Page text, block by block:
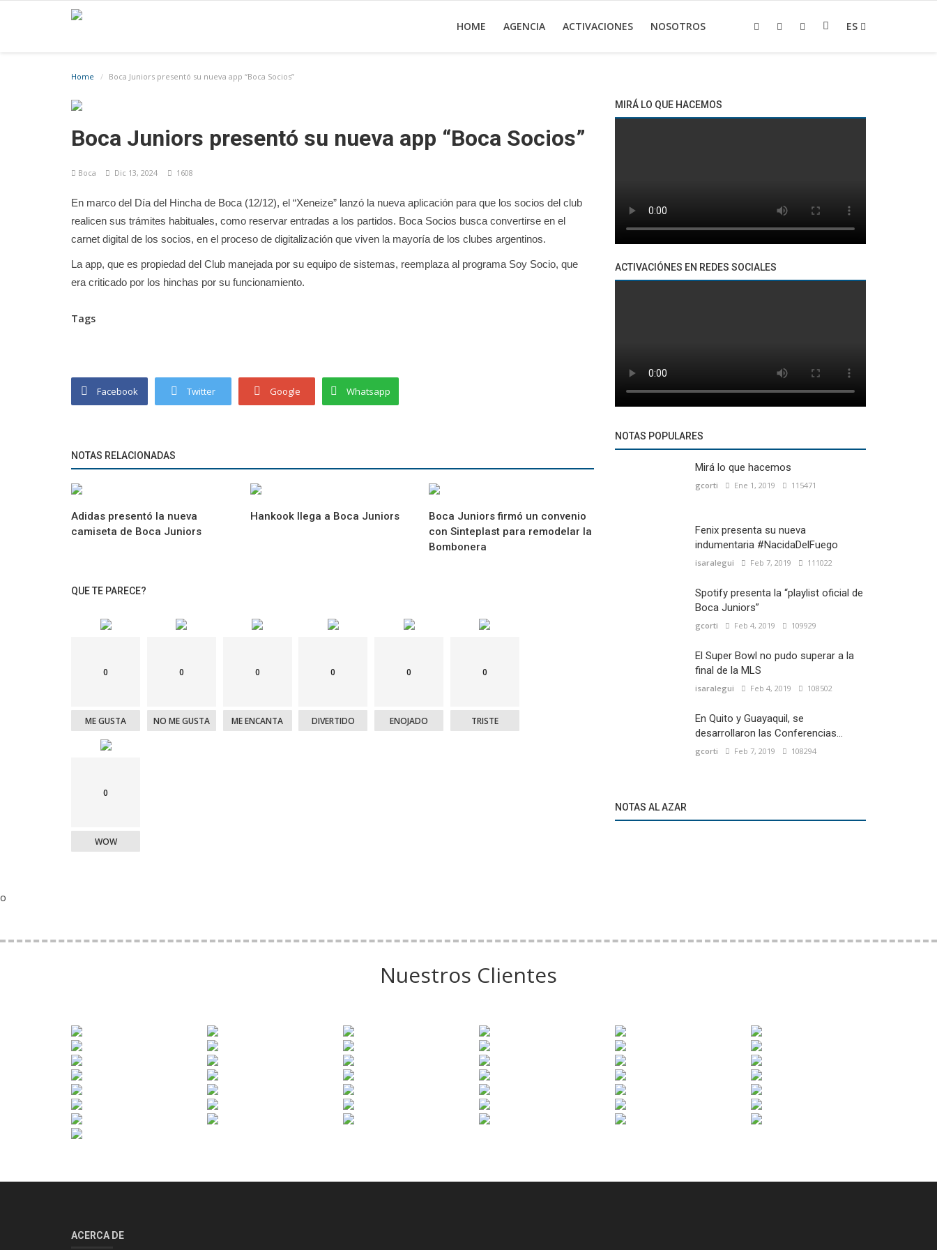
HOME AGENCIA ACTIVACIONES NOSOTROS ES
Home Boca Juniors presentó su nueva app “Boca Socios”
Boca Juniors presentó su nueva app “Boca Socios”
Boca Dic 13, 2024 1608
En marco del Día del Hincha de Boca (12/12), el “Xeneize” lanzó la nueva aplicación para que los socios del club
realicen sus trámites habituales, como reservar entradas a los partidos. Boca Socios busca convertirse en el
carnet digital de los socios, en el proceso de digitalización que viven la mayoría de los clubes argentinos.
La app, que es propiedad del Club manejada por su equipo de sistemas, reemplaza al programa Soy Socio, que
era criticado por los hinchas por su funcionamiento.
Tags
Facebook Twitter Google Whatsapp
NOTAS RELACIONADAS
Adidas presentó la nueva
camiseta de Boca Juniors
Hankook llega a Boca Juniors
Boca Juniors firmó un convenio
con Sinteplast para remodelar la
Bombonera
QUE TE PARECE?
0
ME GUSTA
0
NO ME GUSTA
0
ME ENCANTA
0
DIVERTIDO
0
ENOJADO
0
TRISTE
0
WOW
MIRÁ LO QUE HACEMOS
ACTIVACIÓNES EN REDES SOCIALES
NOTAS POPULARES
Mirá lo que hacemos
gcorti Ene 1, 2019 115471
Fenix presenta su nueva
indumentaria #NacidaDelFuego
isaralegui Feb 7, 2019 111022
Spotify presenta la “playlist oficial de
Boca Juniors”
gcorti Feb 4, 2019 109929
El Super Bowl no pudo superar a la
final de la MLS
isaralegui Feb 4, 2019 108502
En Quito y Guayaquil, se
desarrollaron las Conferencias...
gcorti Feb 7, 2019 108294
NOTAS AL AZAR
o
Nuestros Clientes
ACERCA DE